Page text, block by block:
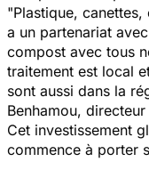
"Plastique,
a un partenariat
compost avec tous
traitement est local
sont aussi dans la
Benhamou,
Cet investissement
commence à porter